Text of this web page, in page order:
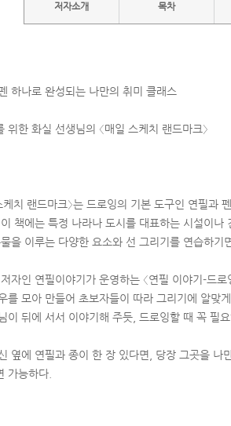
저자소개 목차
하나로 완성되는 나만의 취미 클래스
위한 화실 선생님의 〈매일 스케치 랜드마크〉
케치 랜드마크〉는 드로잉의 기본 도구인 연필
책에는 특정 나라나 도시를 대표하는 시설이나
을 이루는 다양한 요소와 선 그리기를 연습하기
자인 연필이야기가 운영하는 〈연필 이야기-드
를 모아 만들어 초보자들이 따라 그리기에 알맞
이 뒤에 서서 이야기해 주듯, 드로잉할 때 꼭 필
옆에 연필과 종이 한 장 있다면, 당장 그곳을 나
가능하다.